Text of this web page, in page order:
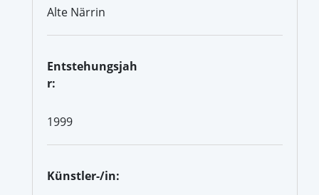
Alte Närrin
Entstehungsjah
r:
1999
Künstler-/in: